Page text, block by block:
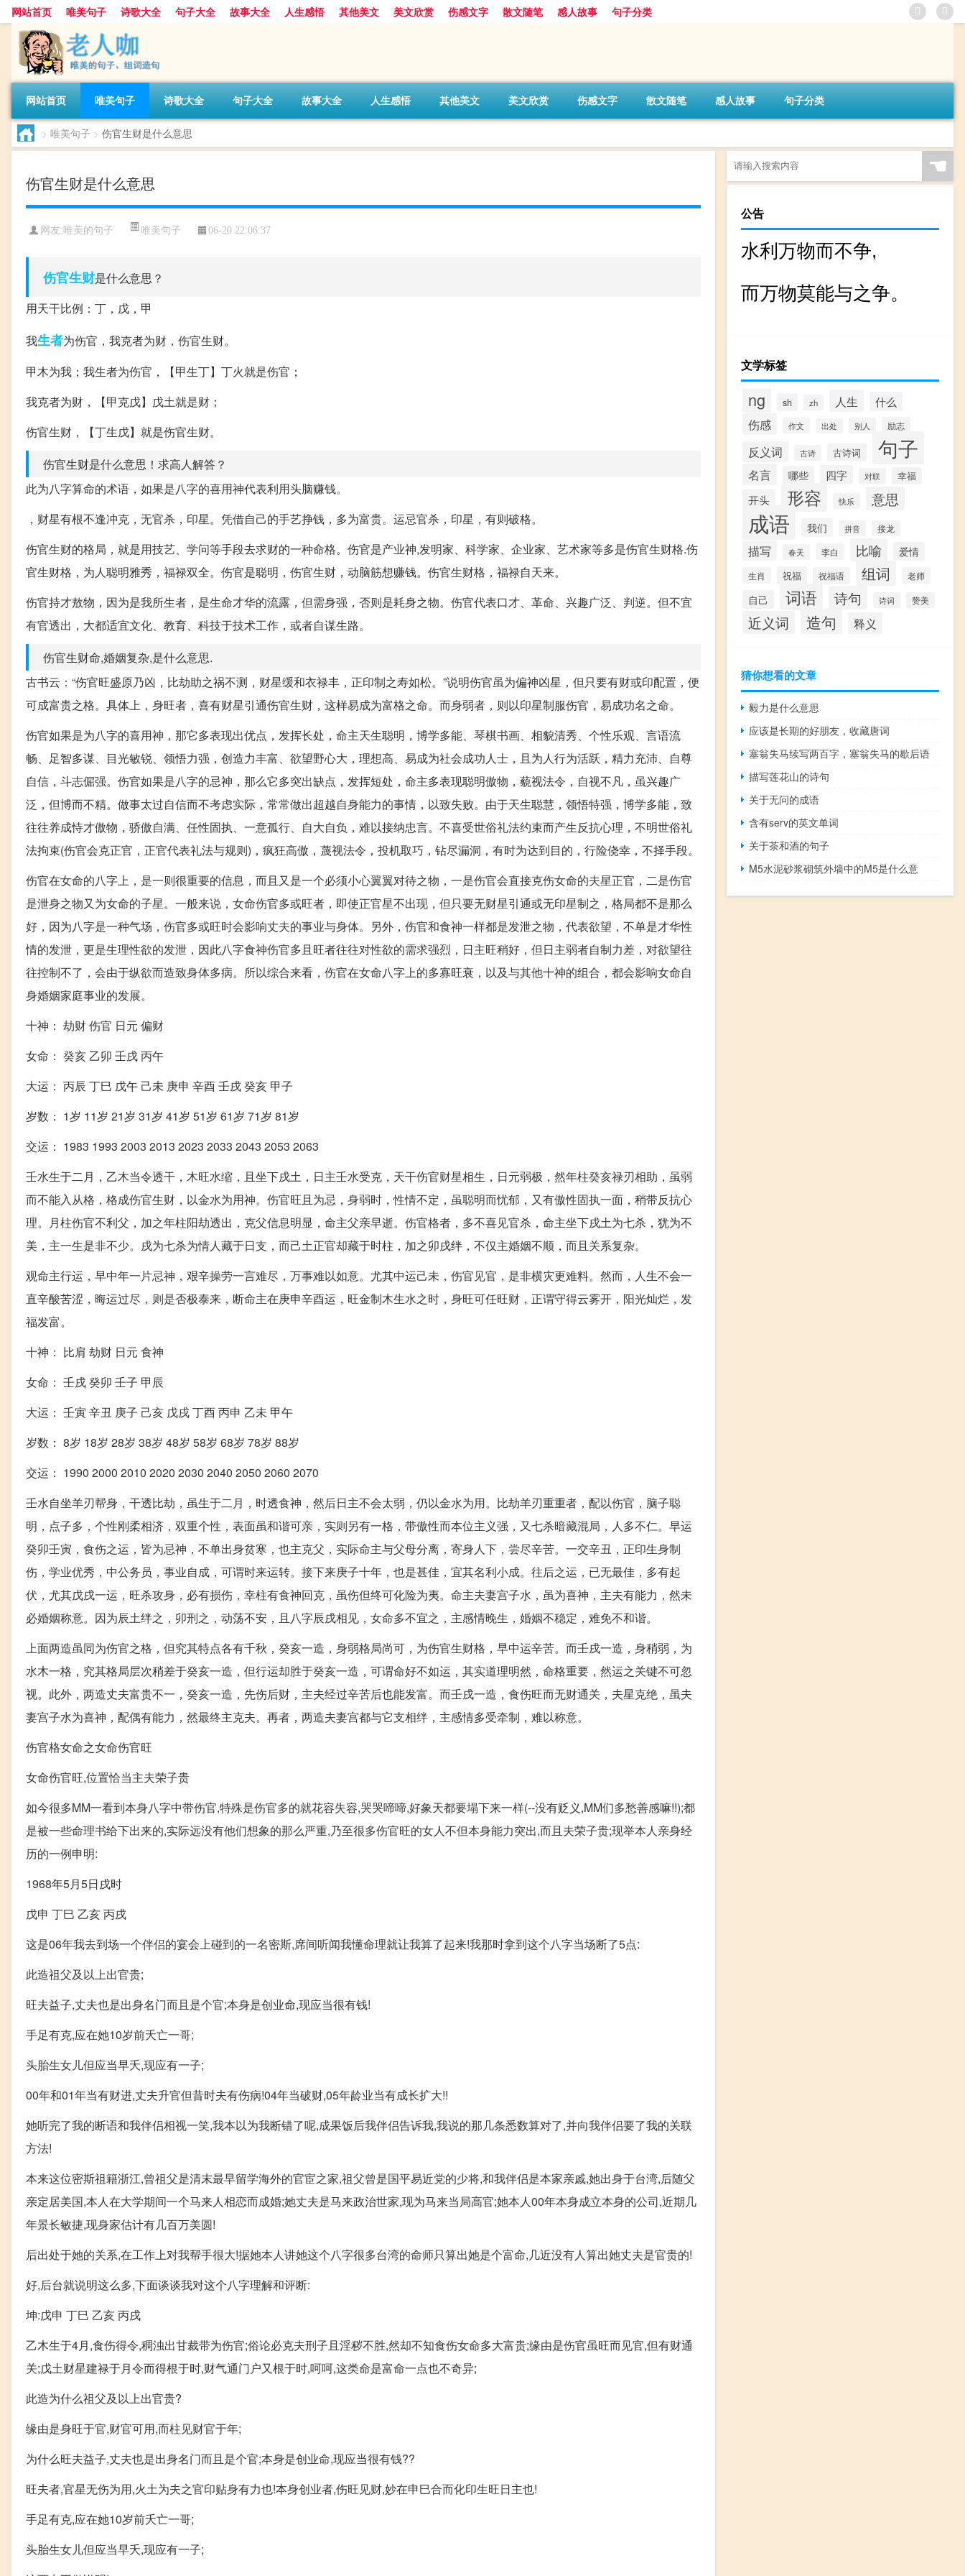
网站首页 唯美句子 诗歌大全 句子大全 故事大全 人生感悟 其他美文 美文欣赏 伤感文字 散文随笔 感人故事 句子分类
网站首页 唯美句子 诗歌大全 句子大全 故事大全 人生感悟 其他美文 美文欣赏 伤感文字 散文随笔 感人故事 句子分类
> 唯美句子 > 伤官生财是什么意思
伤官生财是什么意思
网友:唯美的句子 唯美句子 06-20 22:06:37
伤官生财是什么意思？
用天干比例：丁，戊，甲
我生者为伤官，我克者为财，伤官生财。
甲木为我；我生者为伤官，【甲生丁】丁火就是伤官；
我克者为财，【甲克戊】戊土就是财；
伤官生财，【丁生戊】就是伤官生财。
伤官生财是什么意思！求高人解答？
此为八字算命的术语，如果是八字的喜用神代表利用头脑赚钱。
，财星有根不逢冲克，无官杀，印星。凭借自己的手艺挣钱，多为富贵。运忌官杀，印星，有则破格。
伤官生财的格局，就是用技艺、学问等手段去求财的一种命格。伤官是产业神,发明家、科学家、企业家、艺术家等多是伤官生财格.伤
官生财格，为人聪明雅秀，福禄双全。伤官是聪明，伤官生财，动脑筋想赚钱。伤官生财格，福禄自天来。
伤官持才敖物，因为是我所生者，是生命才华的流露，但需身强，否则是耗身之物。伤官代表口才、革命、兴趣广泛、判逆。但不宜
有官透出，大都适宜文化、教育、科技于技术工作，或者自谋生路。
伤官生财命,婚姻复杂,是什么意思.
古书云：“伤官旺盛原乃凶，比劫助之祸不测，财星缓和衣禄丰，正印制之寿如松。”说明伤官虽为偏神凶星，但只要有财或印配置，便
可成富贵之格。具体上，身旺者，喜有财星引通伤官生财，这样易成为富格之命。而身弱者，则以印星制服伤官，易成功名之命。
伤官如果是为八字的喜用神，那它多表现出优点，发挥长处，命主天生聪明，博学多能、琴棋书画、相貌清秀、个性乐观、言语流
畅、足智多谋、目光敏锐、领悟力强，创造力丰富、欲望野心大，理想高、易成为社会成功人士，且为人行为活跃，精力充沛、自尊
自信，斗志倔强。伤官如果是八字的忌神，那么它多突出缺点，发挥短处，命主多表现聪明傲物，藐视法令，自视不凡，虽兴趣广
泛，但博而不精。做事太过自信而不考虑实际，常常做出超越自身能力的事情，以致失败。由于天生聪慧，领悟特强，博学多能，致
往往养成恃才傲物，骄傲自满、任性固执、一意孤行、自大自负，难以接纳忠言。不喜受世俗礼法约束而产生反抗心理，不明世俗礼
法拘束(伤官会克正官，正官代表礼法与规则)，疯狂高傲，蔑视法令，投机取巧，钻尽漏洞，有时为达到目的，行险侥幸，不择手段。
伤官在女命的八字上，是一则很重要的信息，而且又是一个必须小心翼翼对待之物，一是伤官会直接克伤女命的夫星正官，二是伤官
是泄身之物又为女命的子星。一般来说，女命伤官多或旺者，即使正官星不出现，但只要无财星引通或无印星制之，格局都不是那么
好，因为八字是一种气场，伤官多或旺时会影响丈夫的事业与身体。另外，伤官和食神一样都是发泄之物，代表欲望，不单是才华性
情的发泄，更是生理性欲的发泄，因此八字食神伤官多且旺者往往对性欲的需求强烈，日主旺稍好，但日主弱者自制力差，对欲望往
往控制不了，会由于纵欲而造致身体多病。所以综合来看，伤官在女命八字上的多寡旺衰，以及与其他十神的组合，都会影响女命自
身婚姻家庭事业的发展。
十神： 劫财 伤官 日元 偏财
女命： 癸亥 乙卯 壬戌 丙午
大运： 丙辰 丁巳 戊午 己未 庚申 辛酉 壬戌 癸亥 甲子
岁数： 1岁 11岁 21岁 31岁 41岁 51岁 61岁 71岁 81岁
交运： 1983 1993 2003 2013 2023 2033 2043 2053 2063
壬水生于二月，乙木当令透干，木旺水缩，且坐下戌土，日主壬水受克，天干伤官财星相生，日元弱极，然年柱癸亥禄刃相助，虽弱
而不能入从格，格成伤官生财，以金水为用神。伤官旺且为忌，身弱时，性情不定，虽聪明而忧郁，又有傲性固执一面，稍带反抗心
理。月柱伤官不利父，加之年柱阳劫透出，克父信息明显，命主父亲早逝。伤官格者，多不喜见官杀，命主坐下戌土为七杀，犹为不
美，主一生是非不少。戌为七杀为情人藏于日支，而己土正官却藏于时柱，加之卯戌绊，不仅主婚姻不顺，而且关系复杂。
观命主行运，早中年一片忌神，艰辛操劳一言难尽，万事难以如意。尤其中运己未，伤官见官，是非横灾更难料。然而，人生不会一
直辛酸苦涩，晦运过尽，则是否极泰来，断命主在庚申辛酉运，旺金制木生水之时，身旺可任旺财，正谓守得云雾开，阳光灿烂，发
福发富。
十神： 比肩 劫财 日元 食神
女命： 壬戌 癸卯 壬子 甲辰
大运： 壬寅 辛丑 庚子 己亥 戊戌 丁酉 丙申 乙未 甲午
岁数： 8岁 18岁 28岁 38岁 48岁 58岁 68岁 78岁 88岁
交运： 1990 2000 2010 2020 2030 2040 2050 2060 2070
壬水自坐羊刃帮身，干透比劫，虽生于二月，时透食神，然后日主不会太弱，仍以金水为用。比劫羊刃重重者，配以伤官，脑子聪
明，点子多，个性刚柔相济，双重个性，表面虽和谐可亲，实则另有一格，带傲性而本位主义强，又七杀暗藏混局，人多不仁。早运
癸卯壬寅，食伤之运，皆为忌神，不单出身贫寒，也主克父，实际命主与父母分离，寄身人下，尝尽辛苦。一交辛丑，正印生身制
伤，学业优秀，中公务员，事业自成，可谓时来运转。接下来庚子十年，也是甚佳，宜其名利小成。往后之运，已无最佳，多有起
伏，尤其戊戌一运，旺杀攻身，必有损伤，幸柱有食神回克，虽伤但终可化险为夷。命主夫妻宫子水，虽为喜神，主夫有能力，然未
必婚姻称意。因为辰土绊之，卯刑之，动荡不安，且八字辰戌相见，女命多不宜之，主感情晚生，婚姻不稳定，难免不和谐。
上面两造虽同为伤官之格，但究其特点各有千秋，癸亥一造，身弱格局尚可，为伤官生财格，早中运辛苦。而壬戌一造，身稍弱，为
水木一格，究其格局层次稍差于癸亥一造，但行运却胜于癸亥一造，可谓命好不如运，其实道理明然，命格重要，然运之关键不可忽
视。此外，两造丈夫富贵不一，癸亥一造，先伤后财，主夫经过辛苦后也能发富。而壬戌一造，食伤旺而无财通关，夫星克绝，虽夫
妻宫子水为喜神，配偶有能力，然最终主克夫。再者，两造夫妻宫都与它支相绊，主感情多受牵制，难以称意。
伤官格女命之女命伤官旺
女命伤官旺,位置恰当主夫荣子贵
如今很多MM一看到本身八字中带伤官,特殊是伤官多的就花容失容,哭哭啼啼,好象天都要塌下来一样(--没有贬义,MM们多愁善感嘛!!);都
是被一些命理书给下出来的,实际远没有他们想象的那么严重,乃至很多伤官旺的女人不但本身能力突出,而且夫荣子贵;现举本人亲身经
历的一例申明:
1968年5月5日戌时
戊申 丁巳 乙亥 丙戌
这是06年我去到场一个伴侣的宴会上碰到的一名密斯,席间听闻我懂命理就让我算了起来!我那时拿到这个八字当场断了5点:
此造祖父及以上出官贵;
旺夫益子,丈夫也是出身名门而且是个官;本身是创业命,现应当很有钱!
手足有克,应在她10岁前夭亡一哥;
头胎生女儿但应当早夭,现应有一子;
00年和01年当有财进,丈夫升官但昔时夫有伤病!04年当破财,05年龄业当有成长扩大!!
她听完了我的断语和我伴侣相视一笑,我本以为我断错了呢,成果饭后我伴侣告诉我,我说的那几条悉数算对了,并向我伴侣要了我的关联
方法!
本来这位密斯祖籍浙江,曾祖父是清末最早留学海外的官宦之家,祖父曾是国平易近党的少将,和我伴侣是本家亲戚,她出身于台湾,后随父
亲定居美国,本人在大学期间一个马来人相恋而成婚;她丈夫是马来政治世家,现为马来当局高官;她本人00年本身成立本身的公司,近期几
年景长敏捷,现身家估计有几百万美圆!
后出处于她的关系,在工作上对我帮手很大!据她本人讲她这个八字很多台湾的命师只算出她是个富命,几近没有人算出她丈夫是官贵的!
好,后台就说明这么多,下面谈谈我对这个八字理解和评断:
坤:戊申 丁巳 乙亥 丙戌
乙木生于4月,食伤得令,稠浊出甘裁带为伤官;俗论必克夫刑子且淫秽不胜,然却不知食伤女命多大富贵;缘由是伤官虽旺而见官,但有财通
关;戊土财星建禄于月令而得根于时,财气通门户又根于时,呵呵,这类命是富命一点也不奇异;
此造为什么祖父及以上出官贵?
缘由是身旺于官,财官可用,而柱见财官于年;
为什么旺夫益子,丈夫也是出身名门而且是个官;本身是创业命,现应当很有钱??
旺夫者,官星无伤为用,火土为夫之官印贴身有力也!本身创业者,伤旺见财,妙在申巳合而化印生旺日主也!
手足有克,应在她10岁前夭亡一哥;
头胎生女儿但应当早夭,现应有一子;
☚
公告
水利万物而不争,
而万物莫能与之争。
文学标签
ng sh zh 人生 什么
伤感 作文 出处 别人 励志
反义词 古诗 古诗词 句子
名言 哪些 四字 对联 幸福
开头 形容 快乐 意思
成语 我们 拼音 接龙
描写 春天 李白 比喻 爱情
生肖 祝福 祝福语 组词 老师
自己 词语 诗句 诗词 赞美
近义词 造句 释义
猜你想看的文章
毅力是什么意思
应该是长期的好朋友，收藏唐词
塞翁失马续写两百字，塞翁失马的歇后语
描写莲花山的诗句
关于无问的成语
含有serv的英文单词
关于茶和酒的句子
M5水泥砂浆砌筑外墙中的M5是什么意